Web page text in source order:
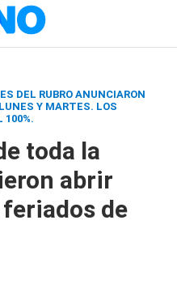
DEL RUBRO ANUNCIARON
Y MARTES. LOS
100%.
toda la
abrir
de